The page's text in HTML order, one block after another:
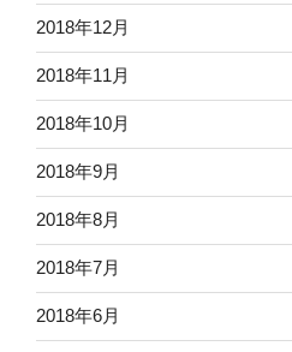
2018年12月
2018年11月
2018年10月
2018年9月
2018年8月
2018年7月
2018年6月